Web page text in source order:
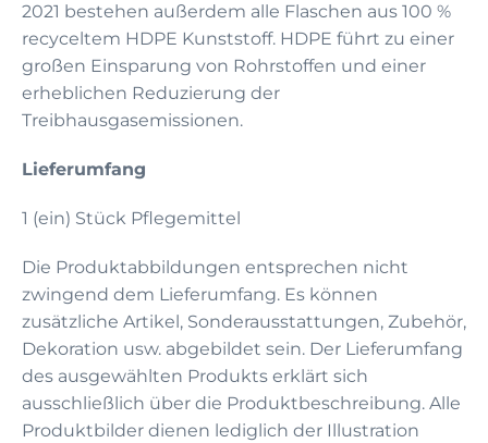
2021 bestehen außerdem alle Flaschen aus 100 %
recyceltem HDPE Kunststoff. HDPE führt zu einer
großen Einsparung von Rohrstoffen und einer
erheblichen Reduzierung der
Treibhausgasemissionen.
Lieferumfang
1 (ein) Stück Pflegemittel
Die Produktabbildungen entsprechen nicht
zwingend dem Lieferumfang. Es können
zusätzliche Artikel, Sonderausstattungen, Zubehör,
Dekoration usw. abgebildet sein. Der Lieferumfang
des ausgewählten Produkts erklärt sich
ausschließlich über die Produktbeschreibung. Alle
Produktbilder dienen lediglich der Illustration